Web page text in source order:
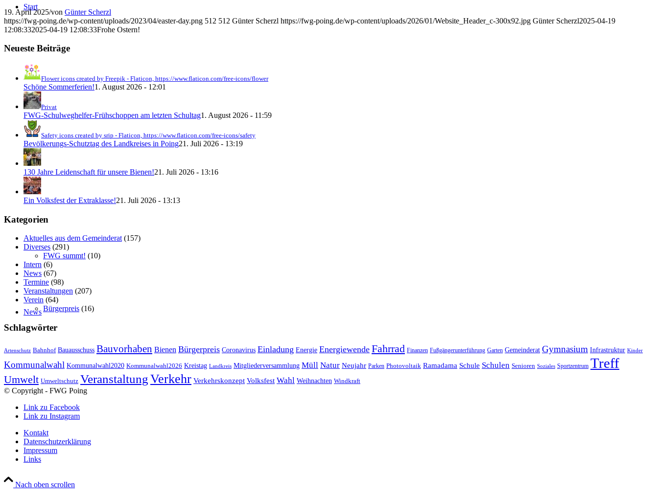
Start
News
19. April 2025/von Günter Scherzl
https://fwg-poing.de/wp-content/uploads/2023/04/easter-day.png 512 512 Günter Scherzl https://fwg-poing.de/wp-content/uploads/2026/01/Website_Header_c-300x92.jpg Günter Scherzl2025-04-19
12:08:332025-04-19 12:08:33Frohe Ostern!
Neueste Beiträge
Flower icons created by Freepik - Flaticon, https://www.flaticon.com/free-icons/flower
Schöne Sommerferien!1. August 2026 - 12:01
Privat
FWG-Schulweghelfer-Frühschoppen am letzten Schultag1. August 2026 - 11:59
Safety icons created by srip - Flaticon, https://www.flaticon.com/free-icons/safety
Bevölkerungs-Schutztag des Landkreises in Poing21. Juli 2026 - 13:19
130 Jahre Leidenschaft für unsere Bienen!21. Juli 2026 - 13:16
Ein Volksfest der Extraklasse!21. Juli 2026 - 13:13
Kategorien
Aktuelles aus dem Gemeinderat(157)
Diverses (291)
FWG summt! (10)
Intern (6)
News (67)
Termine (98)
Veranstaltungen (207)
Verein (64)
Bürgerpreis (16)
Schlagwörter
Artenschutz Bahnhof Bauausschuss Bauvorhaben Bienen Bürgerpreis Coronavirus Einladung Energie Energiewende Fahrrad Finanzen Fußgängerunterführung Garten Gemeinderat Gymnasium Infrastruktur Kinder
Kommunalwahl Kommunalwahl2020 Kommunalwahl2026 Kreistag Landkreis Mitgliederversammlung Müll Natur Neujahr Parken Photovoltaik Ramadama Schule Schulen Senioren Soziales Sportzentrum Treff
Umwelt Umweltschutz VeranstaltungVerkehr Verkehrskonzept Volksfest Wahl Weihnachten Windkraft
© Copyright - FWG Poing
Link zu Facebook
Link zu Instagram
Kontakt
Datenschutzerklärung
Impressum
Links
Nach oben scrollen